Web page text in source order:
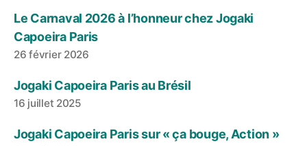
Le Carnaval 2026 à l’honneur chez Jogaki
Capoeira Paris
26 février 2026
Jogaki Capoeira Paris au Brésil
16 juillet 2025
Jogaki Capoeira Paris sur « ça bouge, Action »